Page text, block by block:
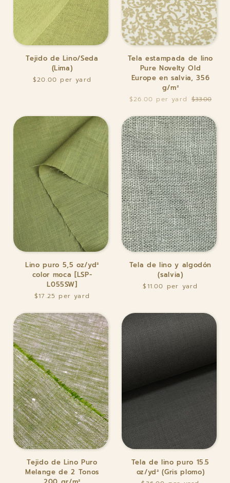
Tejido
(Lima)
Tejido de Lino/Seda
(Lima)
$20.00
Tela
estampada
de
lino
Novelty
Europe
en
salvia,
356
g/m²
Tela estampada de lino
Pure Novelty Old
Europe en salvia, 356
g/m²
$26.00 $33.00
Lino
puro
[LSP-
L055SW]
Lino puro 5,5 oz/yd²
color moca [LSP-
L055SW]
$17.25
Tela
de
Tela de lino y algodón
(salvia)
$11.00
Tejido
de
Lino
Tejido de Lino Puro
Melange de 2 Tonos
Tela
de
lino
Tela de lino puro 15.5
oz/yd² (Gris plomo)